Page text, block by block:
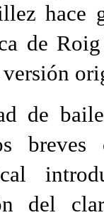
de
de
del